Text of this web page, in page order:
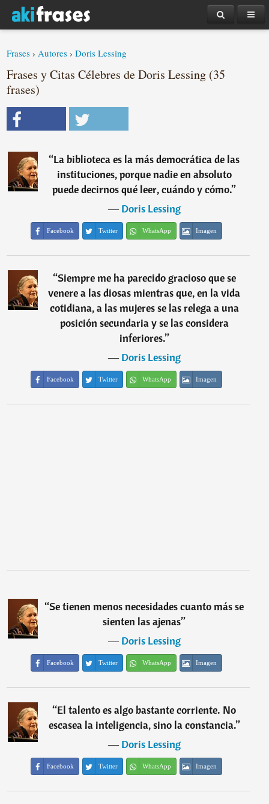
Frases ›Autores ›Doris Lessing
Frases y Citas Célebres de Doris Lessing (35
frases)
“La biblioteca es la más democrática de las
instituciones, porque nadie en absoluto
puede decirnos qué leer, cuándo y cómo.”
―Doris Lessing
Facebook Twitter WhatsApp Imagen
“Siempre me ha parecido gracioso que se
venere a las diosas mientras que, en la vida
cotidiana, a las mujeres se las relega a una
posición secundaria y se las considera
inferiores.”
―Doris Lessing
Facebook Twitter WhatsApp Imagen
“Se tienen menos necesidades cuanto más se
sienten las ajenas”
―Doris Lessing
Facebook Twitter WhatsApp Imagen
“El talento es algo bastante corriente. No
escasea la inteligencia, sino la constancia.”
―Doris Lessing
Facebook Twitter WhatsApp Imagen